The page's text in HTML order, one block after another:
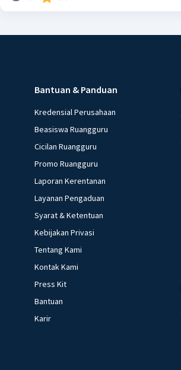
Bantuan & Panduan
Kredensial Perusahaan
Beasiswa Ruangguru
Cicilan Ruangguru
Promo Ruangguru
Laporan Kerentanan
Layanan Pengaduan
Syarat & Ketentuan
Kebijakan Privasi
Tentang Kami
Kontak Kami
Press Kit
Bantuan
Karir